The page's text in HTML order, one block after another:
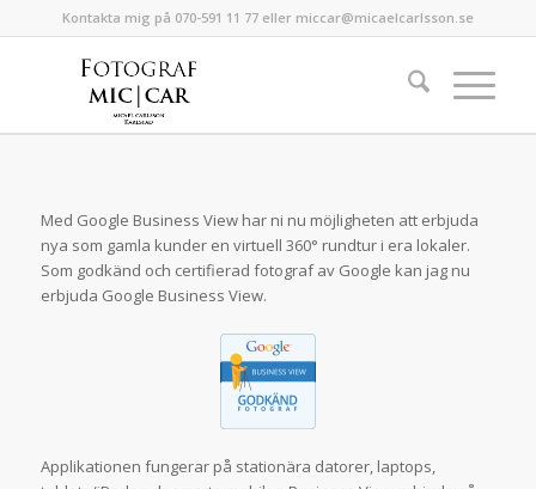
Kontakta mig på 070-591 11 77 eller miccar@micaelcarlsson.se
Med Google Business View har ni nu möjligheten att erbjuda
nya som gamla kunder en virtuell 360° rundtur i era lokaler.
Som godkänd och certifierad fotograf av Google kan jag nu
erbjuda Google Business View.
Applikationen fungerar på stationära datorer, laptops,